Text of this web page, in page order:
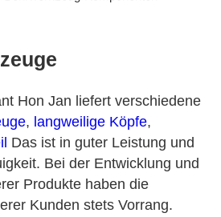
Hon Jan liefert verschiedene
, langweilige Köpfe,
Das ist in guter Leistung und
Bei der Entwicklung und
Produkte haben die
Kunden stets Vorrang.